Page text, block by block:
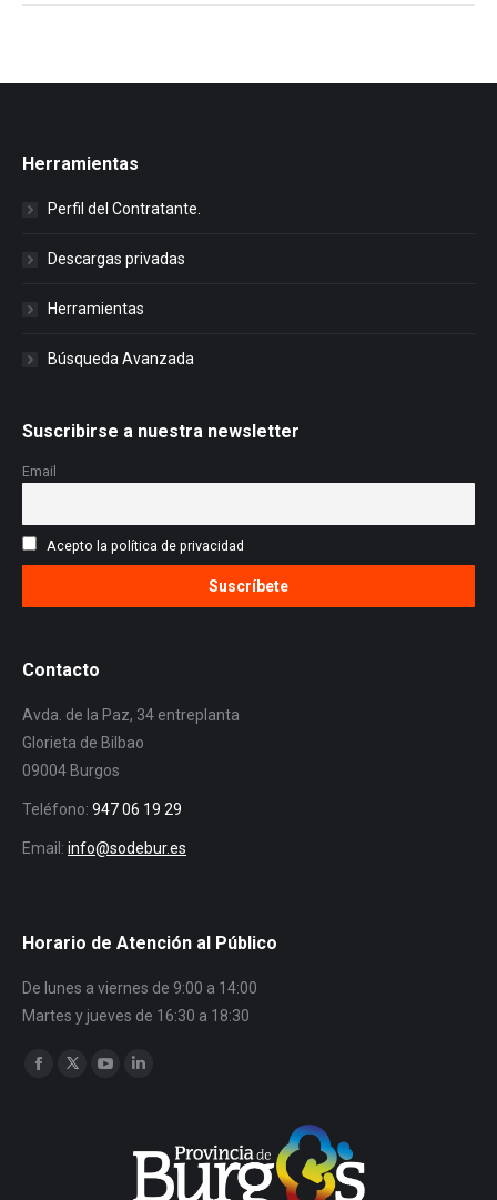
Herramientas
Perfil del Contratante.
Descargas privadas
Herramientas
Búsqueda Avanzada
Suscribirse a nuestra newsletter
Email
Acepto la política de privacidad
Contacto
Avda. de la Paz, 34 entreplanta
Glorieta de Bilbao
09004 Burgos
Teléfono: 947 06 19 29
Email: info@sodebur.es
Horario de Atención al Público
De lunes a viernes de 9:00 a 14:00
Martes y jueves de 16:30 a 18:30
Encuéntranos en:
Facebook